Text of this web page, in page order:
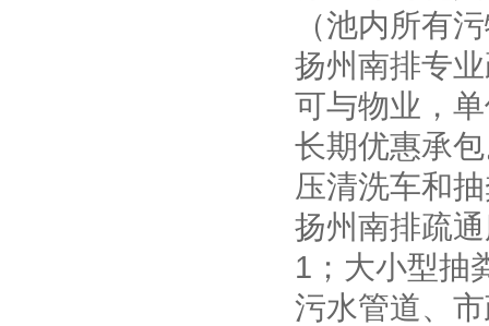
（池内所有
扬州南排专
可与物业，
长期优惠承
压清洗车和
扬州南排疏
1；大小型抽
污水管道、